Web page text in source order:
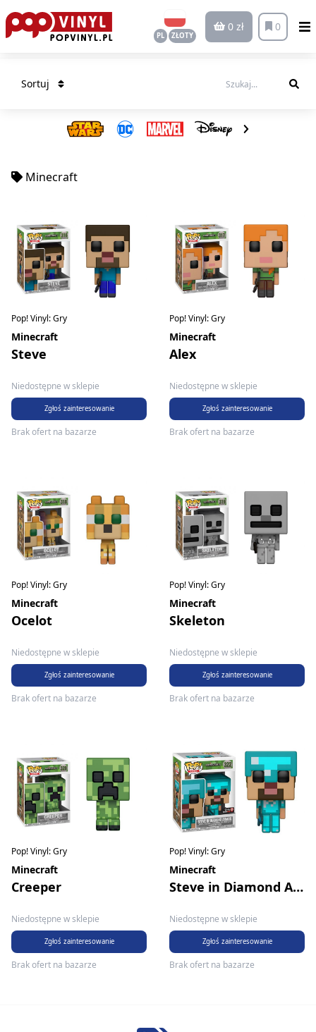
PL ZŁOTY
0 zł 0
Sortuj
Minecraft
Pop! Vinyl: Gry
Minecraft
Steve
Niedostępne w sklepie
Zgłoś zainteresowanie
Brak ofert na bazarze
Pop! Vinyl: Gry
Minecraft
Alex
Niedostępne w sklepie
Zgłoś zainteresowanie
Brak ofert na bazarze
Pop! Vinyl: Gry
Minecraft
Ocelot
Niedostępne w sklepie
Zgłoś zainteresowanie
Brak ofert na bazarze
Pop! Vinyl: Gry
Minecraft
Skeleton
Niedostępne w sklepie
Zgłoś zainteresowanie
Brak ofert na bazarze
Pop! Vinyl: Gry
Minecraft
Creeper
Niedostępne w sklepie
Zgłoś zainteresowanie
Brak ofert na bazarze
Pop! Vinyl: Gry
Minecraft
Steve in Diamond Armor
Niedostępne w sklepie
Zgłoś zainteresowanie
Brak ofert na bazarze